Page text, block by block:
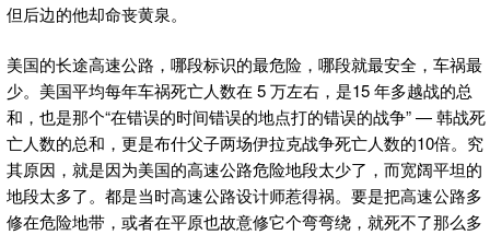
但后边的他却命丧黄泉。
美国的长途高速公路，哪段标识的最危险，哪段就最安全，车祸最
少。美国平均每年车祸死亡人数在 5 万左右，是15 年多越战的总
和，也是那个“在错误的时间错误的地点打的错误的战争” — 韩战死
亡人数的总和，更是布什父子两场伊拉克战争死亡人数的10倍。究
其原因，就是因为美国的高速公路危险地段太少了，而宽阔平坦的
地段太多了。都是当时高速公路设计师惹得祸。要是把高速公路多
修在危险地带，或者在平原也故意修它个弯弯绕，就死不了那么多